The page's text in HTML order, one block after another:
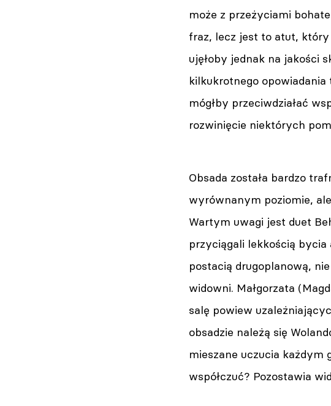
może z przeżyciami
fraz, lecz jest to atut, który
ujęłoby jednak na jakości
kilkukrotnego
mógłby przeciwdziałać
rozwinięcie niektórych
Obsada została bardzo
wyrównanym poziomie,
Wartym uwagi jest duet
przyciągali lekkością
postacią drugoplanową,
widowni. Małgorzata
salę powiew
obsadzie należą się
mieszane uczucia każdym
współczuć? Pozostawia